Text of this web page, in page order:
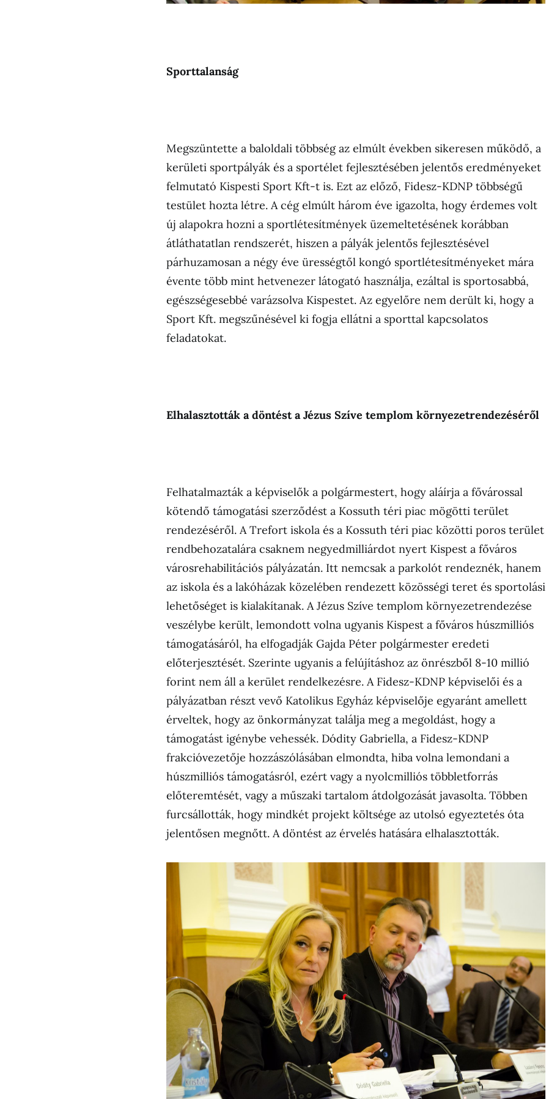
Sporttalanság
Megszüntette a baloldali többség az elmúlt években sikeresen működő, a
kerületi sportpályák és a sportélet fejlesztésében jelentős eredményeket
felmutató Kispesti Sport Kft-t is. Ezt az előző, Fidesz-KDNP többségű
testület hozta létre. A cég elmúlt három éve igazolta, hogy érdemes volt
új alapokra hozni a sportlétesítmények üzemeltetésének korábban
átláthatatlan rendszerét, hiszen a pályák jelentős fejlesztésével
párhuzamosan a négy éve ürességtől kongó sportlétesítményeket mára
évente több mint hetvenezer látogató használja, ezáltal is sportosabbá,
egészségesebbé varázsolva Kispestet. Az egyelőre nem derült ki, hogy a
Sport Kft. megszűnésével ki fogja ellátni a sporttal kapcsolatos
feladatokat.
Elhalasztották a döntést a Jézus Szíve templom környezetrendezéséről
Felhatalmazták a képviselők a polgármestert, hogy aláírja a fővárossal
kötendő támogatási szerződést a Kossuth téri piac mögötti terület
rendezéséről. A Trefort iskola és a Kossuth téri piac közötti poros terület
rendbehozatalára csaknem negyedmilliárdot nyert Kispest a főváros
városrehabilitációs pályázatán. Itt nemcsak a parkolót rendeznék, hanem
az iskola és a lakóházak közelében rendezett közösségi teret és sportolási
lehetőséget is kialakítanak. A Jézus Szíve templom környezetrendezése
veszélybe került, lemondott volna ugyanis Kispest a főváros húszmilliós
támogatásáról, ha elfogadják Gajda Péter polgármester eredeti
előterjesztését. Szerinte ugyanis a felújításhoz az önrészből 8-10 millió
forint nem áll a kerület rendelkezésre. A Fidesz-KDNP képviselői és a
pályázatban részt vevő Katolikus Egyház képviselője egyaránt amellett
érveltek, hogy az önkormányzat találja meg a megoldást, hogy a
támogatást igénybe vehessék. Dódity Gabriella, a Fidesz-KDNP
frakcióvezetője hozzászólásában elmondta, hiba volna lemondani a
húszmilliós támogatásról, ezért vagy a nyolcmilliós többletforrás
előteremtését, vagy a műszaki tartalom átdolgozását javasolta. Többen
furcsállották, hogy mindkét projekt költsége az utolsó egyeztetés óta
jelentősen megnőtt. A döntést az érvelés hatására elhalasztották.